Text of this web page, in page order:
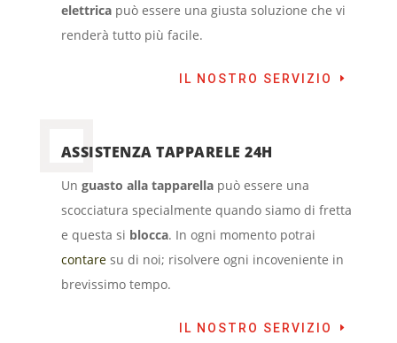
elettricapuò essere una giusta soluzione che vi
renderà tutto più facile.
IL NOSTRO SERVIZIO
ASSISTENZA TAPPARELE 24H
Un guasto alla tapparellapuò essere una
scocciatura specialmente quando siamo di fretta
e questa si blocca. In ogni momento potrai
contaresu di noi; risolvere ogni incoveniente in
brevissimo tempo.
IL NOSTRO SERVIZIO